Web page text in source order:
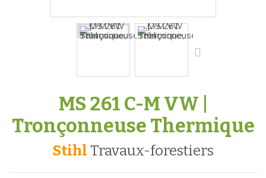
MS 261 C-M VW |
Tronçonneuse Thermique
Stihl travaux-forestiers